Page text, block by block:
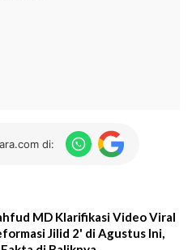
di:
MD Klarifikasi Video Viral
Jilid 2' di Agustus Ini,